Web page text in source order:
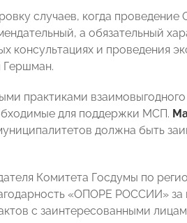
случаев, когда
а обязательный
консультациях и проведения
Гершман.
практиками
для поддержки МСП.
должна быть
Комитета Госдумы по
«ОПОРЕ РОССИИ» за
с заинтересованными